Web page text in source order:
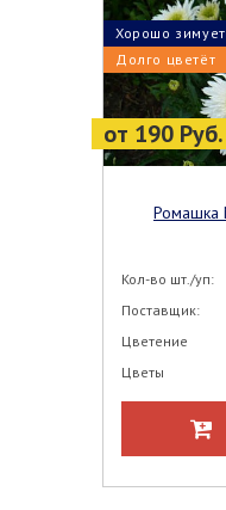
от 190 Руб.
Долго цветёт
Хорошо зимует
Ромашка Matricāria chamomīlla
Кол-во шт./уп:
Поставщик:
Цветение
Цветы